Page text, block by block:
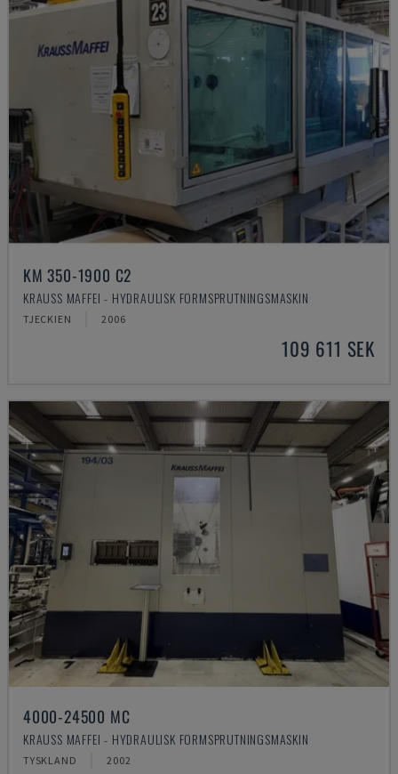
KM 350-1900 C2
KRAUSS MAFFEI - HYDRAULISK FORMSPRUTNINGSMASKIN
TJECKIEN 2006
109 611 SEK
4000-24500 MC
KRAUSS MAFFEI - HYDRAULISK FORMSPRUTNINGSMASKIN
TYSKLAND 2002